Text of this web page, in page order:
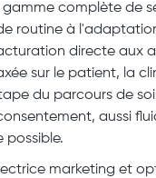
complète de
routine à
directe aux
sur le patient, la
du parcours de
aussi
possible.
marketing et